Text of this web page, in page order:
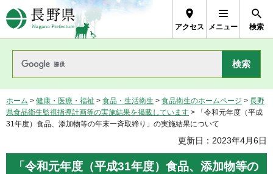
長野県Nagano Prefecture
アクセス メニュー 検索
ホーム > 健康・医療・福祉 > 食品・生活衛生 > 食品衛生のホームページ > 長野
県食品衛生監視指導計画等の実施結果を掲載しています > 「令和元年度（平成
31年度）食品、添加物等の年末一斉取締り」の実施結果について
更新日：2023年4月6日
「令和元年度（平成31年度）食品、添加物等の